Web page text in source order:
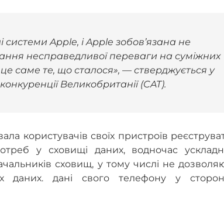
Apple, і Apple зобов’язана не
несправедливої ​​переваги на суміжних
саме те, що сталося», — стверджується у
Великобританії (CAT).
користувачів своїх пристроїв
у сховищі даних, водночас
сховищ, у тому числі не
даних. дані свого телефону у